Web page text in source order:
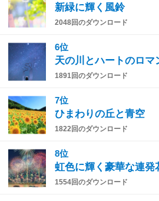
新緑に輝く風鈴
2048回のダウンロード
6位
天の川とハートのロマ
1891回のダウンロード
7位
ひまわりの丘と青空
1822回のダウンロード
8位
虹色に輝く豪華な連発
1554回のダウンロード